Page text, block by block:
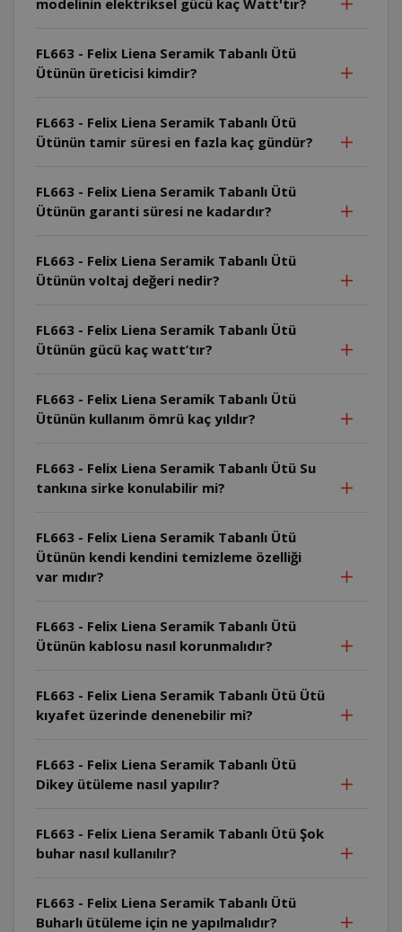
FL663 - Felix Liena Seramik Tabanlı Ütü
Ütünün üreticisi kimdir?
FL663 - Felix Liena Seramik Tabanlı Ütü
Ütünün tamir süresi en fazla kaç gündür?
FL663 - Felix Liena Seramik Tabanlı Ütü
Ütünün garanti süresi ne kadardır?
FL663 - Felix Liena Seramik Tabanlı Ütü
Ütünün voltaj değeri nedir?
FL663 - Felix Liena Seramik Tabanlı Ütü
Ütünün gücü kaç watt’tır?
FL663 - Felix Liena Seramik Tabanlı Ütü
Ütünün kullanım ömrü kaç yıldır?
FL663 - Felix Liena Seramik Tabanlı Ütü Su
tankına sirke konulabilir mi?
FL663 - Felix Liena Seramik Tabanlı Ütü
Ütünün kendi kendini temizleme özelliği
var mıdır?
FL663 - Felix Liena Seramik Tabanlı Ütü
Ütünün kablosu nasıl korunmalıdır?
FL663 - Felix Liena Seramik Tabanlı Ütü Ütü
kıyafet üzerinde denenebilir mi?
FL663 - Felix Liena Seramik Tabanlı Ütü
Dikey ütüleme nasıl yapılır?
FL663 - Felix Liena Seramik Tabanlı Ütü Şok
buhar nasıl kullanılır?
FL663 - Felix Liena Seramik Tabanlı Ütü
Buharlı ütüleme için ne yapılmalıdır?